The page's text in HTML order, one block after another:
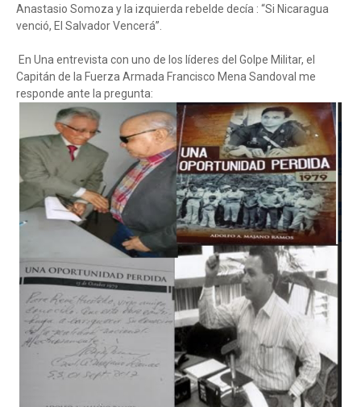
Anastasio Somoza y la izquierda rebelde decía : “Si Nicaragua
venció, El Salvador Vencerá”.
En Una entrevista con uno de los líderes del Golpe Militar, el
Capitán de la Fuerza Armada Francisco Mena Sandoval me
responde ante la pregunta: